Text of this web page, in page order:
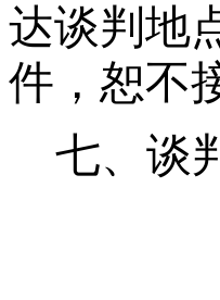
达谈判 地
件，恕不
七、 谈